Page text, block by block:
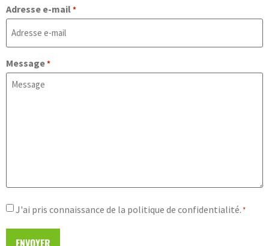
Adresse e-mail *
Message*
Autorisation
J'ai pris connaissance de la politique de confidentialité.*